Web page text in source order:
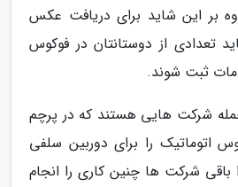
بر این شاید برای دریافت عکس
از دوستانتان در فوکوس
مات ثبت شوند.
شرکت هایی هستند که در پرچم
اتوماتیک را برای دوربین سلفی
باقی شرکت ها چنین کاری را انجام